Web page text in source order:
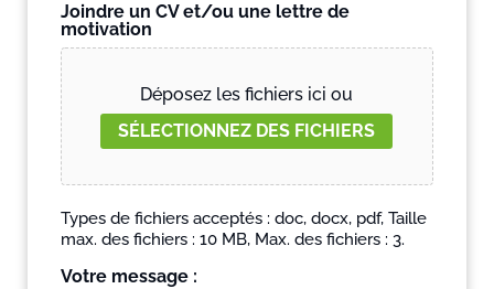
Joindre un CV et/ou une lettre de
motivation
Déposez les fichiers ici ou
SÉLECTIONNEZ DES FICHIERS
Types de fichiers acceptés : doc, docx, pdf, Taille
max. des fichiers : 10 MB, Max. des fichiers : 3.
Votre message :